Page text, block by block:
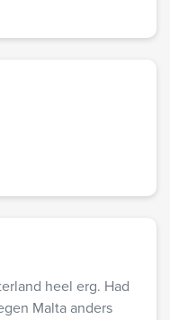
heel erg. Had
Malta anders